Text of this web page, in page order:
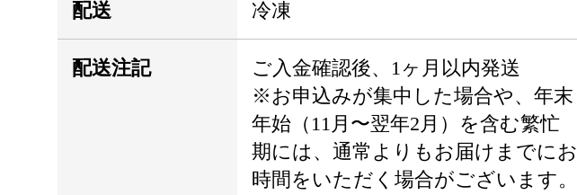
配送 冷凍
配送注記
ご入金確認後、1ヶ月以内発送
※お申込みが集中した場合や、年末
年始（11月〜翌年2月）を含む繁忙
期には、通常よりもお届けまでにお
時間をいただく場合がございます。